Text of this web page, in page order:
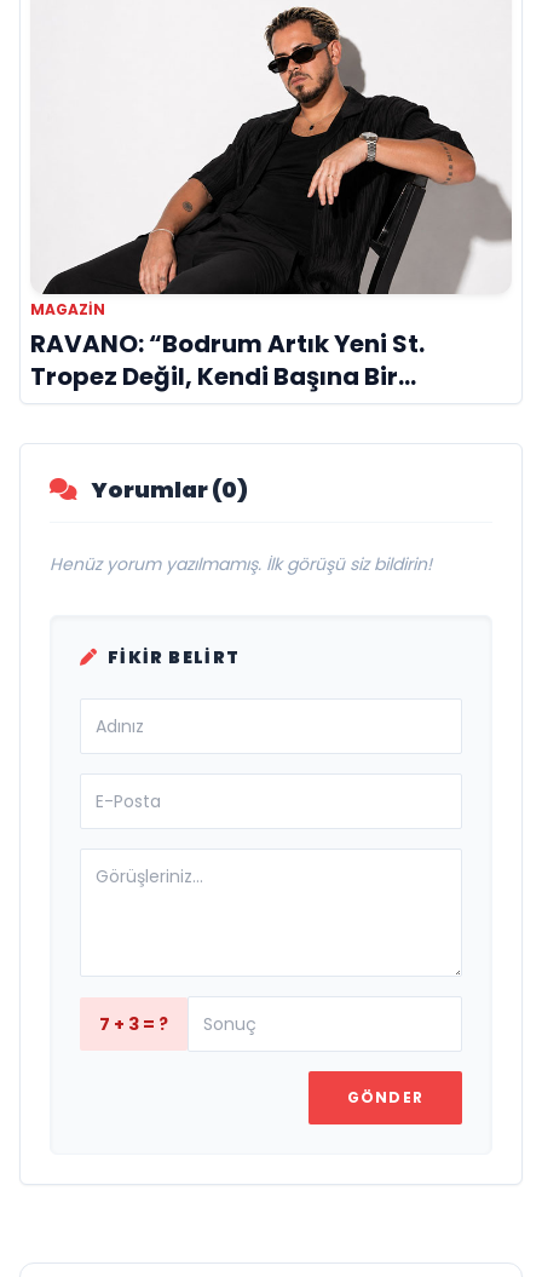
MAGAZIN
RAVANO: “Bodrum Artık Yeni St.
Tropez Değil, Kendi Başına Bir
Referans”
Yorumlar (0)
Henüz yorum yazılmamış. İlk görüşü siz bildirin!
FIKIR BELIRT
7 + 3 = ?
GÖNDER